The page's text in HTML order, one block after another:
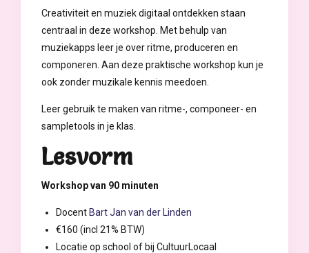
Creativiteit en muziek digitaal ontdekken staan
centraal in deze workshop. Met behulp van
muziekapps leer je over ritme, produceren en
componeren. Aan deze praktische workshop kun je
ook zonder muzikale kennis meedoen.
Leer gebruik te maken van ritme-, componeer- en
sampletools in je klas.
Lesvorm
Workshop van 90 minuten
Docent Bart Jan van der Linden
€160 (incl 21% BTW)
Locatie op school of bij CultuurLocaal